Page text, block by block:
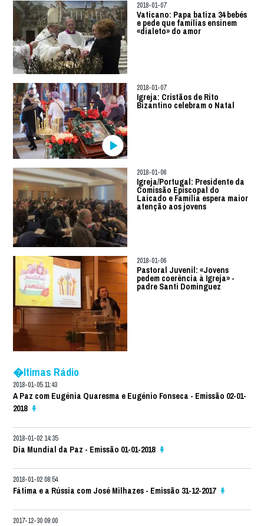
2018-01-07
Vaticano: Papa batiza 34 bebés
e pede que famílias ensinem
«dialeto» do amor
2018-01-07
Igreja: Cristãos de Rito
Bizantino celebram o Natal
2018-01-06
Igreja/Portugal: Presidente da
Comissão Episcopal do
Laicado e Família espera maior
atenção aos jovens
2018-01-06
Pastoral Juvenil: «Jovens
pedem coerência à Igreja» -
padre Santi Dominguez
�ltimas Rádio
2018-01-05 11:43
A Paz com Eugénia Quaresma e Eugénio Fonseca - Emissão 02-01-
2018
2018-01-02 14:35
Dia Mundial da Paz - Emissão 01-01-2018
2018-01-02 08:54
Fátima e a Rússia com José Milhazes - Emissão 31-12-2017
2017-12-30 09:00